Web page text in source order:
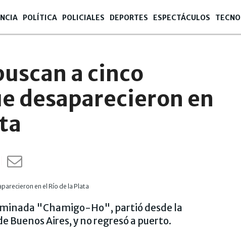
POLÍTICA POLICIALES DEPORTES ESPECTÁCULOS TECNO
a cinco
desaparecieron en
"Chamigo-Ho", partió desde la
Buenos Aires, y no regresó a puerto.